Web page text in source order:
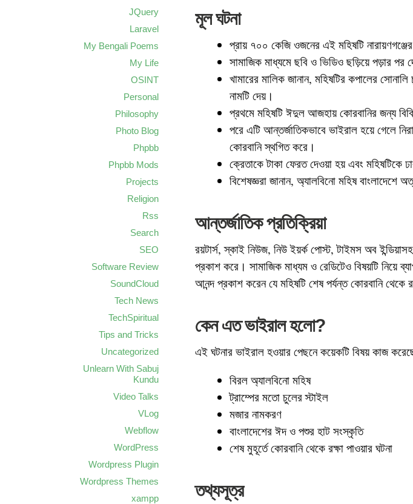
মূল ঘটনা
প্রায় ৭০০ কেজি ওজনের এই মহিষটি
সামাজিক মাধ্যমে ছবি ও ভিডিও ছড়িয়ে পড়ার
খামারের মালিক জানান, মহিষটির কপালের
নামটি দেয়।
প্রথমে মহিষটি ঈদুল আজহায় কোরবানির জন্য
পরে এটি আন্তর্জাতিকভাবে ভাইরাল হয়ে গেলে
কোরবানি স্থগিত করে।
ক্রেতাকে টাকা ফেরত দেওয়া হয় এবং মহিষটিকে
বিশেষজ্ঞরা জানান, অ্যালবিনো মহিষ
আন্তর্জাতিক প্রতিক্রিয়া
রয়টার্স, স্কাই নিউজ, নিউ ইয়র্ক পোস্ট, টাইমস অব
প্রকাশ করে। সামাজিক মাধ্যম ও রেডিটেও বিষয়টি
আনন্দ প্রকাশ করেন যে মহিষটি শেষ পর্যন্ত কোরবানি থেকে
কেন এত ভাইরাল হলো?
এই ঘটনার ভাইরাল হওয়ার পেছনে কয়েকটি বিষয় কাজ
বিরল অ্যালবিনো মহিষ
ট্রাম্পের মতো চুলের স্টাইল
মজার নামকরণ
বাংলাদেশের ঈদ ও পশুর হাট সংস্কৃতি
শেষ মুহূর্তে কোরবানি থেকে রক্ষা পাওয়ার ঘটনা
তথ্যসূত্র
JQuery
Laravel
My Bengali Poems
My Life
OSINT
Personal
Philosophy
Photo Blog
Phpbb
Phpbb Mods
Projects
Religion
Rss
Search
SEO
Software Review
SoundCloud
Tech News
TechSpiritual
Tips and Tricks
Uncategorized
Unlearn With Sabuj
Kundu
Video Talks
VLog
Webflow
WordPress
Wordpress Plugin
Wordpress Themes
xampp